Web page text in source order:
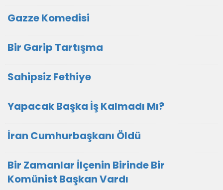
Gazze Komedisi
Bir Garip Tartışma
Sahipsiz Fethiye
Yapacak Başka İş Kalmadı Mı?
İran Cumhurbaşkanı Öldü
Bir Zamanlar İlçenin Birinde Bir
Komünist Başkan Vardı